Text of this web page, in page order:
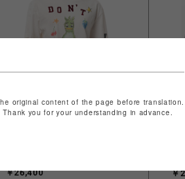
ROYAL FLASH
￥26,400
￥
original content of the page before translation.
you for your understanding in advance.